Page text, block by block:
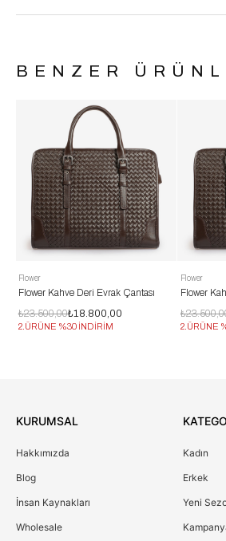
BENZER
Flower
Flower Kahve Deri Evrak Çantası
₺18.800,00
₺23.500,00
2.ÜRÜNE %30 İNDİRİM
Flower
Flower
2.ÜRÜNE
KURUMSAL
Hakkımızda
Blog
İnsan Kaynakları
Wholesale
Kadın
Erkek
Yeni